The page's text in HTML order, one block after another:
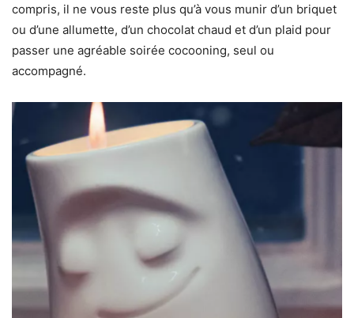
compris, il ne vous reste plus qu’à vous munir d’un briquet
ou d’une allumette, d’un chocolat chaud et d’un plaid pour
passer une agréable soirée cocooning, seul ou
accompagné.